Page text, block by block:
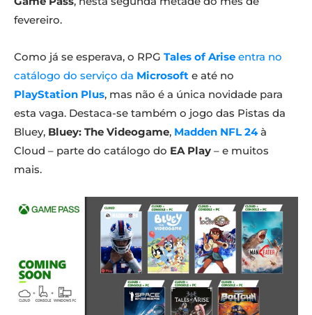
fevereiro.
Como já se esperava, o RPG Tales of Arise entra no
catálogo do serviço da Microsoft e até no
PlayStation Plus, mas não é a única novidade para
esta vaga. Destaca-se também o jogo das Pistas da
Bluey, Bluey: The Videogame, Madden NFL 24à
Cloud – parte do catálogo do EA Play – e muitos
mais.